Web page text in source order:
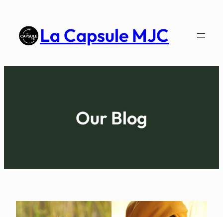
La Capsule MJC
Our Blog